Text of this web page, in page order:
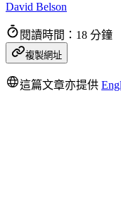
David Belson
閱讀時間：18 分鐘
複製網址
這篇文章亦提供